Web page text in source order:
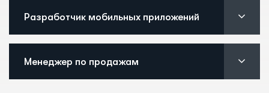
Разработчик мобильных приложений
Менеджер по продажам